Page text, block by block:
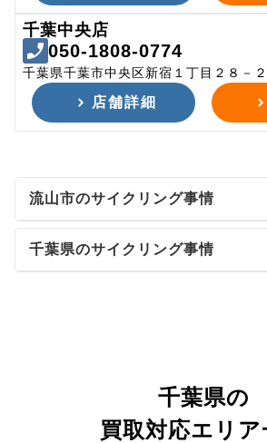
千葉中央店
050-1808-0774
千葉県千葉市中央区新宿１丁目２８－２
店舗詳細
流山市のサイクリング事情
千葉県のサイクリング事情
千葉県の
買取対応エリア